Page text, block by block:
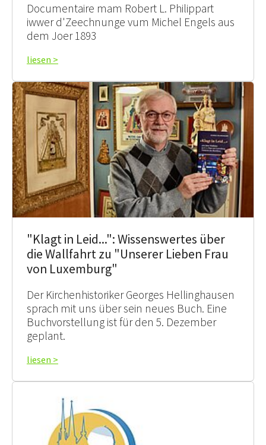
Documentaire mam Robert L. Philippart
iwwer d'Zeechnunge vum Michel Engels aus
dem Joer 1893
liesen >
"Klagt in Leid...": Wissenswertes über
die Wallfahrt zu "Unserer Lieben Frau
von Luxemburg"
Der Kirchenhistoriker Georges Hellinghausen
sprach mit uns über sein neues Buch. Eine
Buchvorstellung ist für den 5. Dezember
geplant.
liesen >